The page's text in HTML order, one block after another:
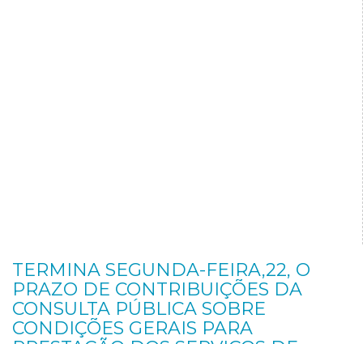
TERMINA SEGUNDA-FEIRA,22, O
PRAZO DE CONTRIBUIÇÕES DA
CONSULTA PÚBLICA SOBRE
CONDIÇÕES GERAIS PARA